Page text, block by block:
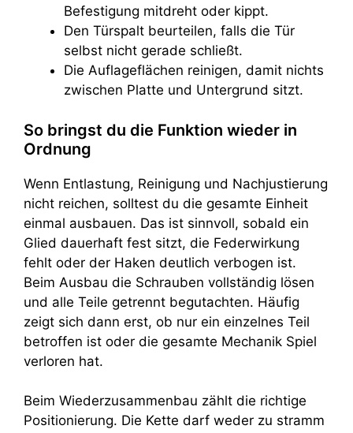
Befestigung mitdreht oder kippt.
Den Türspalt beurteilen, falls die Tür
selbst nicht gerade schließt.
Die Auflageflächen reinigen, damit nichts
zwischen Platte und Untergrund sitzt.
So bringst du die Funktion wieder in
Ordnung
Wenn Entlastung, Reinigung und Nachjustierung
nicht reichen, solltest du die gesamte Einheit
einmal ausbauen. Das ist sinnvoll, sobald ein
Glied dauerhaft fest sitzt, die Federwirkung
fehlt oder der Haken deutlich verbogen ist.
Beim Ausbau die Schrauben vollständig lösen
und alle Teile getrennt begutachten. Häufig
zeigt sich dann erst, ob nur ein einzelnes Teil
betroffen ist oder die gesamte Mechanik Spiel
verloren hat.
Beim Wiederzusammenbau zählt die richtige
Positionierung. Die Kette darf weder zu stramm